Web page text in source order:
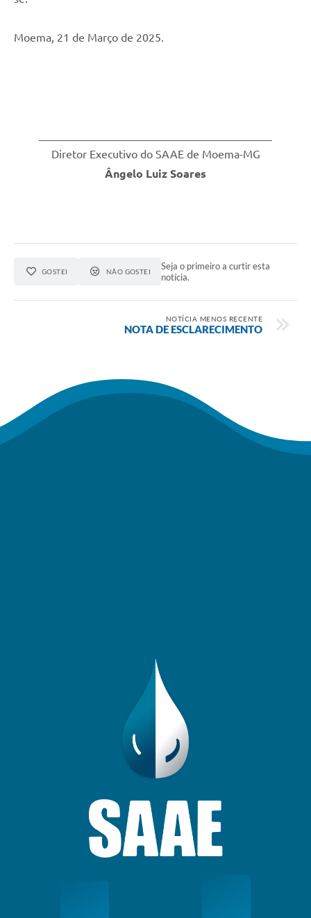
Moema, 21 de Março de 2025.
Diretor Executivo do SAAE de Moema-MG
Ângelo Luiz Soares
GOSTEI NÃO GOSTEI
Seja o primeiro a curtir esta
notícia.
NOTÍCIA MENOS RECENTE
NOTA DE ESCLARECIMENTO